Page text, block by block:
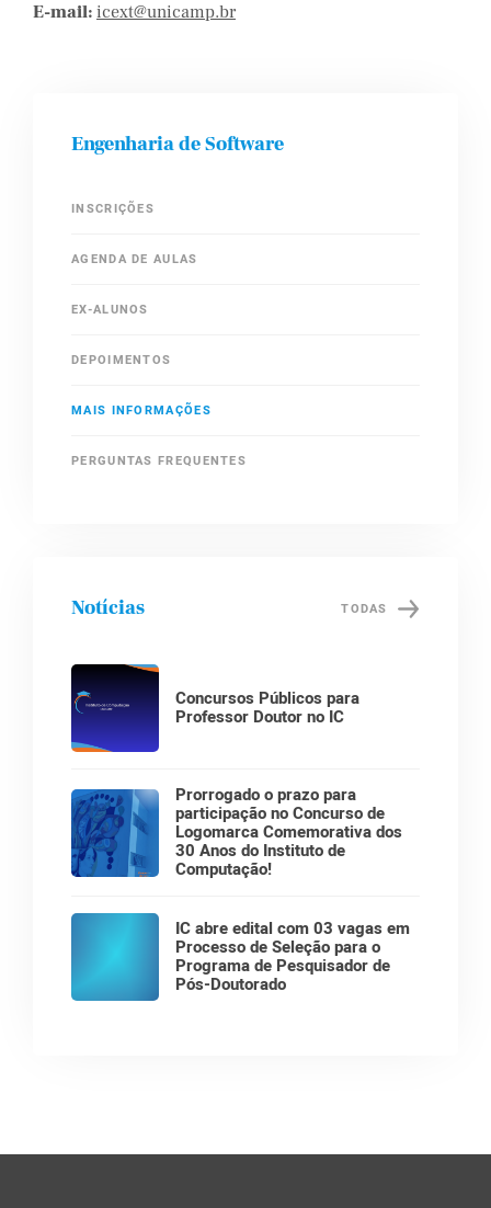
E-mail: icext@unicamp.br
Engenharia de Software
INSCRIÇÕES
AGENDA DE AULAS
EX-ALUNOS
DEPOIMENTOS
MAIS INFORMAÇÕES
PERGUNTAS FREQUENTES
Notícias TODAS
Concursos Públicos para
Professor Doutor no IC
Prorrogado o prazo para
participação no Concurso de
Logomarca Comemorativa dos
30 Anos do Instituto de
Computação!
IC abre edital com 03 vagas em
Processo de Seleção para o
Programa de Pesquisador de
Pós-Doutorado